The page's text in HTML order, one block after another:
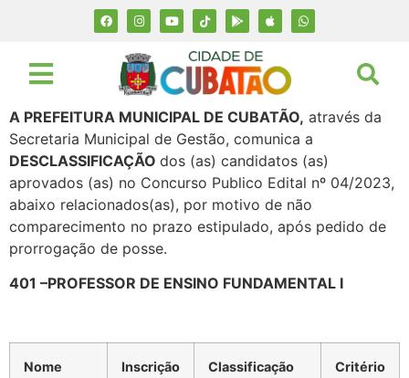
A PREFEITURA MUNICIPAL DE CUBATÃO, através da
Secretaria Municipal de Gestão, comunica a
DESCLASSIFICAÇÃO dos (as) candidatos (as)
aprovados (as) no Concurso Publico Edital nº 04/2023,
abaixo relacionados(as), por motivo de não
comparecimento no prazo estipulado, após pedido de
prorrogação de posse.
401 –PROFESSOR DE ENSINO FUNDAMENTAL I
Nome Inscrição Classificação Critério